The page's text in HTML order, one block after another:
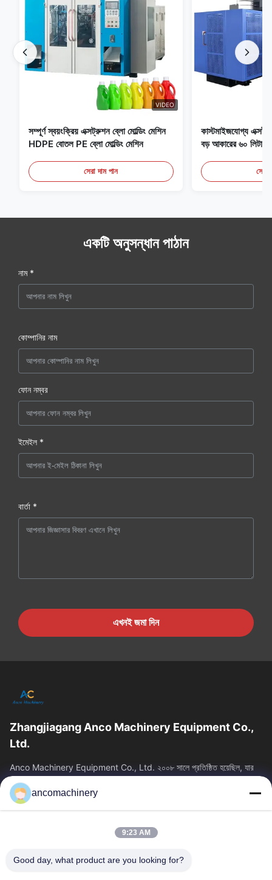
VIDEO
সম্পূর্ণ স্বয়ংক্রিয় এক্সট্রুশন ব্লো মোল্ডিং মেশিন
HDPE বোতল PE ব্লো মোল্ডিং মেশিন
সেরা দাম পান
কাস্টমাইজযোগ্য
বড় আকারের ৬০ লিটার
সেরা
একটি অনুসন্ধান পাঠান
নাম *
কোম্পানির নাম
ফোন নম্বর
ইমেইল *
বার্তা *
এখনই জমা দিন
Zhangjiagang Anco Machinery Equipment Co.,
Ltd.
Anco Machinery Equipment Co., Ltd. ২০০৮ সালে প্রতিষ্ঠিত হয়েছিল, যার
সদর দপ্তর চীনের জিয়াংসু প্রদেশের সুঝো সিটির ঝাংজিয়াগাং শহরে অবস্থিত। এটি...
গুরুত্বপূর্ণ সংযোগ
আমাদের সম্পর্কে
কারখানা ভ্রমণ
মান নিয়ন্ত্রণ
ancomachinery
9:23 AM
Good day, what product are you looking for?